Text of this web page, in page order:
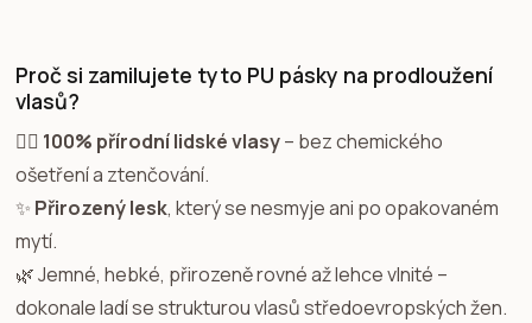
Proč si zamilujete tyto PU pásky na prodloužení
vlasů?
💁‍♀️ 100% přírodní lidské vlasy– bez chemického
ošetření a ztenčování.
✨ Přirozený lesk, který se nesmyje ani po opakovaném
mytí.
🌿 Jemné, hebké, přirozeně rovné až lehce vlnité –
dokonale ladí se strukturou vlasů středoevropských žen.